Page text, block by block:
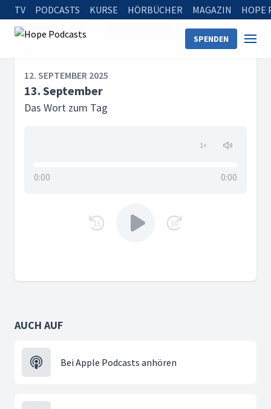
TV PODCASTS KURSE HÖRBÜCHER MAGAZIN HOPE
SPENDEN
Startseite 13. September
12. SEPTEMBER 2025
13. September
Das Wort zum Tag
1×
0:00 0:00
15 30
AUCH AUF
Bei Apple Podcasts anhören